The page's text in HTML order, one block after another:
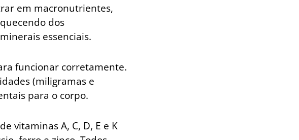
em macronutrientes,
dos
essenciais.
funcionar corretamente.
(miligramas e
para o corpo.
vitaminas A, C, D, E e K